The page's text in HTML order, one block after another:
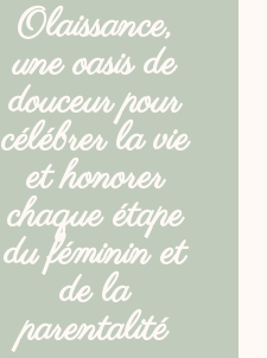
Olaissance,
une oasis de
douceur pour
célébrer la vie
et honorer
chaque étape
du féminin et
de la
parentalité